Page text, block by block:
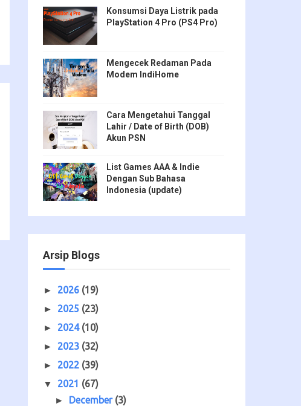
Konsumsi Daya Listrik pada
PlayStation 4 Pro (PS4 Pro)
Mengecek Redaman Pada
Modem IndiHome
Cara Mengetahui Tanggal
Lahir / Date of Birth (DOB)
Akun PSN
List Games AAA & Indie
Dengan Sub Bahasa
Indonesia (update)
Arsip Blogs
► 2026 (19)
► 2025 (23)
► 2024 (10)
► 2023 (32)
► 2022 (39)
▼ 2021 (67)
► December (3)